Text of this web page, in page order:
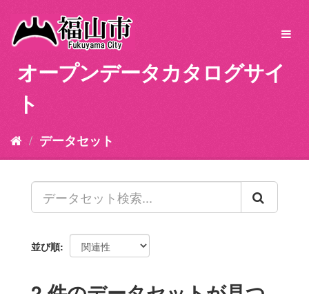
オープンデータカタログサイ
ト
データセット
並び順